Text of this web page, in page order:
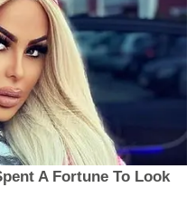
A Fortune To Look